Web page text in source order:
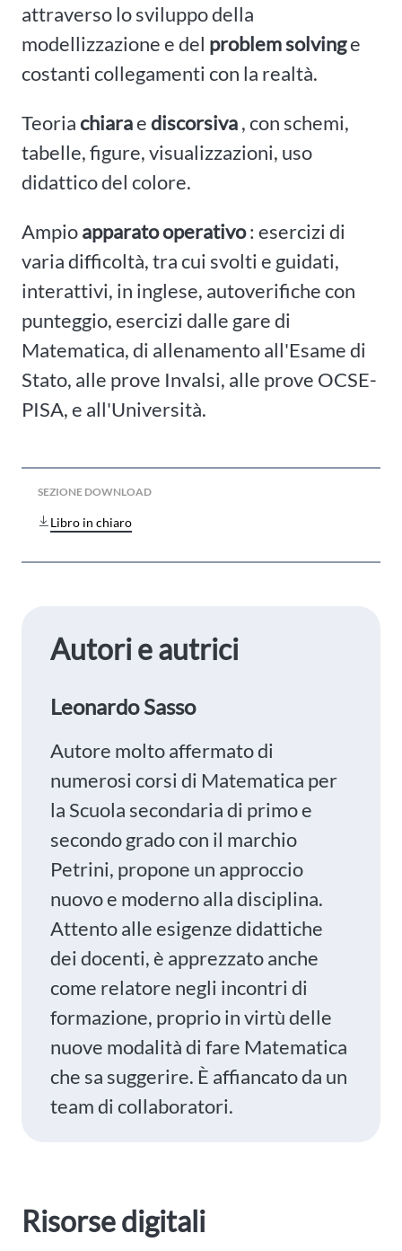
attraverso lo sviluppo della
modellizzazione e del problem solvinge
costanti collegamenti con la realtà.
Teoriachiaraediscorsiva, con schemi,
tabelle, figure, visualizzazioni, uso
didattico del colore.
Ampioapparato operativo: esercizi di
varia difficoltà, tra cui svolti e guidati,
interattivi, in inglese, autoverifiche con
punteggio, esercizi dalle gare di
Matematica, di allenamento all'Esame di
Stato, alle prove Invalsi, alle prove OCSE-
PISA, e all'Università.
SEZIONE DOWNLOAD
Libro in chiaro
Autori e autrici
Leonardo Sasso
Autore molto affermato di
numerosi corsi di Matematica per
la Scuola secondaria di primo e
secondo grado con il marchio
Petrini, propone un approccio
nuovo e moderno alla disciplina.
Attento alle esigenze didattiche
dei docenti, è apprezzato anche
come relatore negli incontri di
formazione, proprio in virtù delle
nuove modalità di fare Matematica
che sa suggerire. È affiancato da un
team di collaboratori.
Risorse digitali